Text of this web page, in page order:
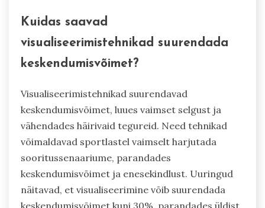
Kuidas saavad
visualiseerimistehnikad suurendada
keskendumisvõimet?
Visualiseerimistehnikad suurendavad
keskendumisvõimet, luues vaimset selgust ja
vähendades häirivaid tegureid. Need tehnikad
võimaldavad sportlastel vaimselt harjutada
sooritussenaariume, parandades
keskendumisvõimet ja enesekindlust. Uuringud
näitavad, et visualiseerimine võib suurendada